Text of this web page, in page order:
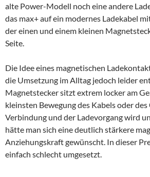
alte Power-Modell noch eine andere
das max+ auf ein modernes Ladekabel
der einen und einem kleinen
Seite.
Die Idee eines magnetischen
die Umsetzung im Alltag jedoch leider
Magnetstecker sitzt extrem locker am
kleinsten Bewegung des Kabels oder
Verbindung und der Ladevorgang wird
hätte man sich eine deutlich stärkere
Anziehungskraft gewünscht. In dieser
einfach schlecht umgesetzt.